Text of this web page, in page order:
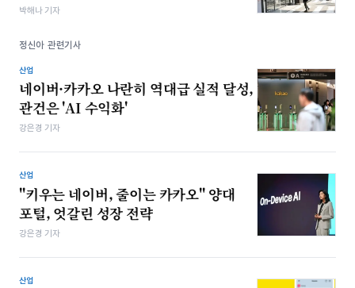
박해나 기자
정신아 관련기사
산업
네이버·카카오 나란히 역대급 실적 달성,
관건은 'AI 수익화'
강은경 기자
산업
"키우는 네이버, 줄이는 카카오" 양대
포털, 엇갈린 성장 전략
강은경 기자
산업